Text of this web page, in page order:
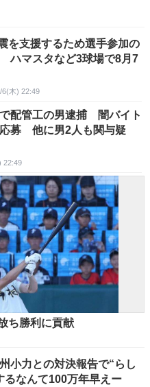
を支援するため選手参加の
ハマスタなど3球場で8月7
6(木) 22:49
配管工の男逮捕 闇バイト
募 他に男2人も関与疑
22:49
ち勝利に貢献
小力との対決報告で“らし
るなんて100万年早えー